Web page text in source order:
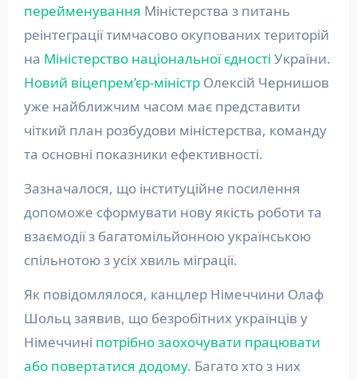
перейменування Міністерства з питань
реінтеграції тимчасово окупованих територій
на Міністерство національної єдності України.
Новий віцепрем’єр-міністрОлексій Чернишов
уже найближчим часом має представити
чіткий план розбудови міністерства, команду
та основні показники ефективності.
Зазначалося, що інституційне посилення
допоможе сформувати нову якість роботи та
взаємодії з багатомільйонною українською
спільнотою з усіх хвиль міграції.
Як повідомлялося, канцлер Німеччини Олаф
Шольц заявив, що безробітних українців у
Німеччині потрібно заохочувати працювати
або повертатися додому. Багато хто з них